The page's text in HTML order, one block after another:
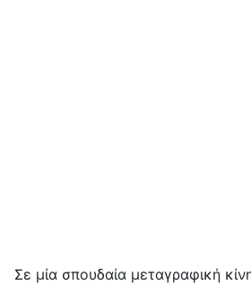
Σε μία σπουδαία μεταγραφική